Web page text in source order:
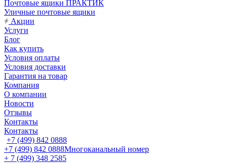
Почтовые ящики ПРАКТИК
Уличные почтовые ящики
Акции
Услуги
Блог
Как купить
Условия оплаты
Условия доставки
Гарантия на товар
Компания
О компании
Новости
Отзывы
Контакты
Контакты
+7 (499) 842 0888
+7 (499) 842 0888Многоканальный номер
+ 7 (499) 348 2585